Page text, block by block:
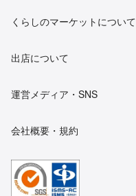
くらしのマーケットについて
出店について
運営メディア・SNS
会社概要・規約